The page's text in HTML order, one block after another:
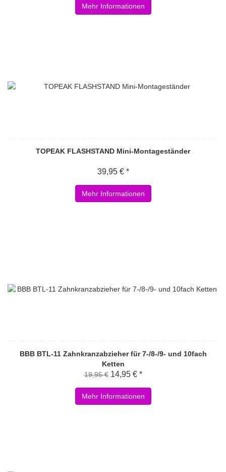
Mehr Informationen
TOPEAK FLASHSTAND Mini-Montageständer
39,95 € *
Mehr Informationen
BBB BTL-11 Zahnkranzabzieher für 7-/8-/9- und 10fach
Ketten
19,95 € 14,95 € *
Mehr Informationen